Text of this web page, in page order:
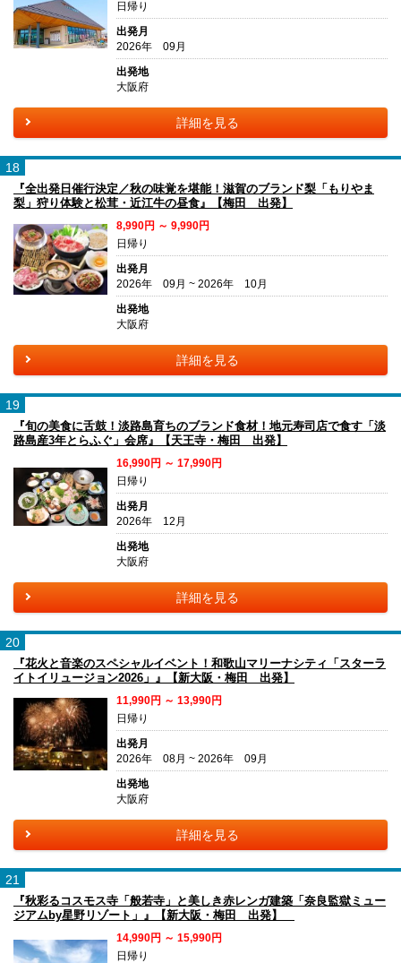
日帰り
出発月
2026年 09月
出発地
大阪府
詳細を見る
18
『全出発日催行決定／秋の味覚を堪能！滋賀のブランド梨「もりやま
梨」狩り体験と松茸・近江牛の昼食』【梅田 出発】
8,990円 ～ 9,990円
日帰り
出発月
2026年 09月 ~ 2026年 10月
出発地
大阪府
詳細を見る
19
『旬の美食に舌鼓！淡路島育ちのブランド食材！地元寿司店で食す「淡
路島産3年とらふぐ」会席』【天王寺・梅田 出発】
16,990円 ～ 17,990円
日帰り
出発月
2026年 12月
出発地
大阪府
詳細を見る
20
『花火と音楽のスペシャルイベント！和歌山マリーナシティ「スターラ
イトイリュージョン2026」』【新大阪・梅田 出発】
11,990円 ～ 13,990円
日帰り
出発月
2026年 08月 ~ 2026年 09月
出発地
大阪府
詳細を見る
21
『秋彩るコスモス寺「般若寺」と美しき赤レンガ建築「奈良監獄ミュー
ジアムby星野リゾート」』【新大阪・梅田 出発】
14,990円 ～ 15,990円
日帰り